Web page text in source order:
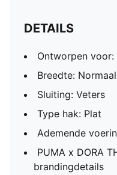
DETAILS
Ontworpen
Breedte: Normaal
Sluiting: Veters
Type hak: Plat
Ademende
PUMA x DORA
brandingdetails